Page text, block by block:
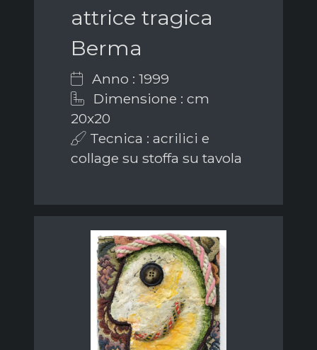
attrice tragica
Berma
Anno : 1999
Dimensione : cm
20x20
Tecnica : acrilici e
collage su stoffa su tavola